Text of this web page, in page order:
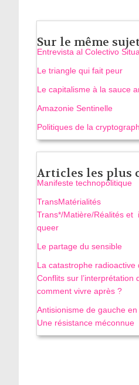
Sur le même
Entrevista al Colectivo
Le triangle qui fait peur
Le capitalisme à la sauce
Amazonie Sentinelle
Politiques de la
Articles les plus
Manifeste technopolitique
TransMatérialités
Trans*/Matière/Réalités et
queer
Le partage du sensible
La catastrophe radioactive
Conflits sur l’interprétation
comment vivre après ?
Antisionisme de gauche
Une résistance méconnue